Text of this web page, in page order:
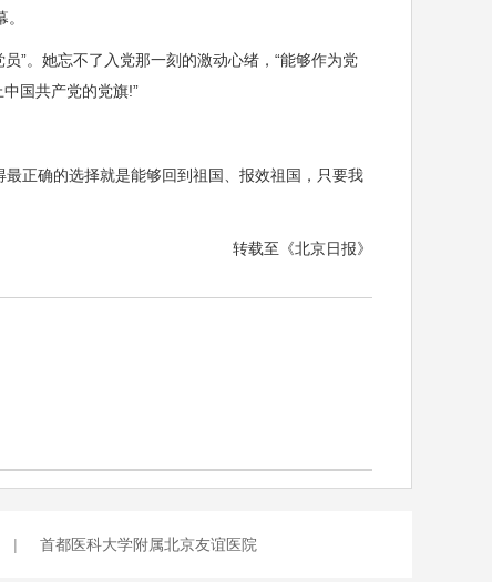
”。她忘不了入党那一刻的激动心绪，“能够作为党
国共产党的党旗!”
正确的选择就是能够回到祖国、报效祖国，只要我
转载至《北京日报》
| 首都医科大学附属北京友谊医院